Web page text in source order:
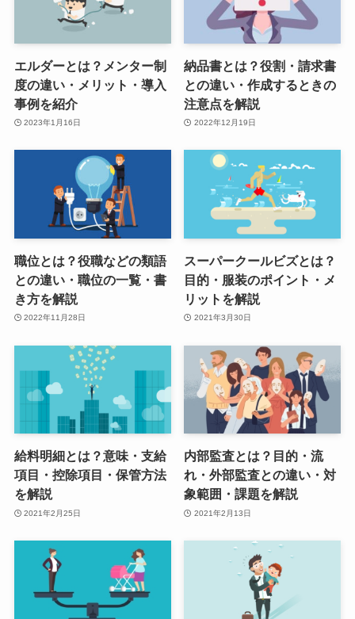
エルダーとは？メンター制
度の違い・メリット・導入
事例を紹介
2023年1月16日
納品書とは？役割・請求書
との違い・作成するときの
注意点を解説
2022年12月19日
職位とは？役職などの類語
との違い・職位の一覧・書
き方を解説
2022年11月28日
スーパークールビズとは？
目的・服装のポイント・メ
リットを解説
2021年3月30日
給料明細とは？意味・支給
項目・控除項目・保管方法
を解説
2021年2月25日
内部監査とは？目的・流
れ・外部監査との違い・対
象範囲・課題を解説
2021年2月13日